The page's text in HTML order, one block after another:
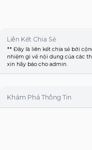
Liên Kết Chia Sẻ
** Đây là liên kết chia sẻ bởi
nhiệm gì về nội dung của các
xin hãy báo cho admin.
Khám Phá Thông Tin